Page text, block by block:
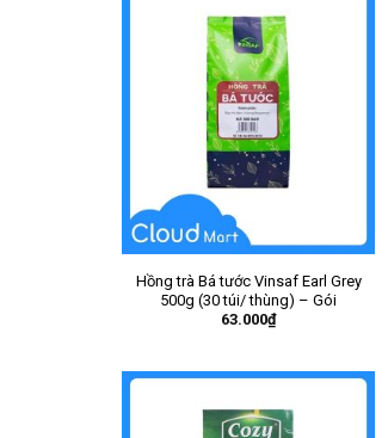
Hồng trà Bá tước Vinsaf Earl Grey
500g (30 túi/ thùng) – Gói
63.000₫